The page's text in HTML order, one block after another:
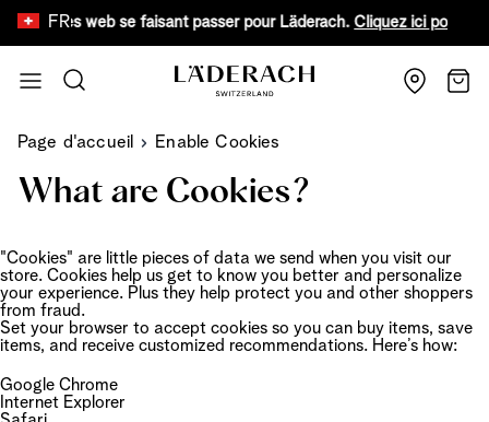
FR
sites web se faisant passer pour Läderach.Cliquez ici pour en
Recherche
Page d'accueil Enable Cookies
What are Cookies?
"Cookies" are little pieces of data we send when you visit our
store. Cookies help us get to know you better and personalize
your experience. Plus they help protect you and other shoppers
from fraud.
Set your browser to accept cookies so you can buy items, save
items, and receive customized recommendations. Here’s how:
Google Chrome
Internet Explorer